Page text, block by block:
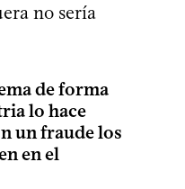
no sería
de forma
lo hace
un fraude los
en el